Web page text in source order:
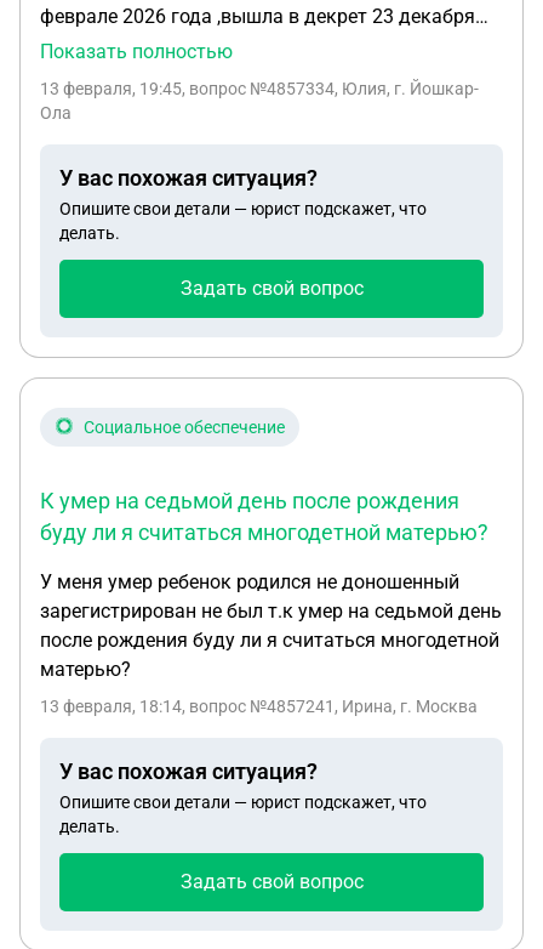
феврале 2026 года ,вышла в декрет 23 декабря
2025 года.В расчётный период вошла сумма
декретных декабрем 2025 года ,хотя по факту я
их получила на свою карту только в январе 2026
!Выплата была одобрена сфр только 20.01.2026
,пришло письмо на гос услуги.Да и еще тут
ситуация такая ,что подавала на продление
единого пособия на старшего ребёнка тк срок
выходит в марте 2026 на гос услугах есть3
пособие 2офлрмить пособие по беременности и
но в самом заявлении не убрала галочку на
общем после подачи такого заявления мне
прекратили выплату на младшего ребёнка и я уже
прошла на 75 % на обеих детей. Вроде если
меньше сумма получается ,то должны были
сделать отказ ,но мне почему то не сделали и
назначили в меньшую сторону!
Показать полностью
13 февраля, 19:45, вопрос №4857334, Юлия, г. Йошкар-
Ола
У вас похожая ситуация?
Опишите свои детали — юрист подскажет, что
делать.
Задать свой вопрос
Социальное обеспечение
К умер на седьмой день после рождения
буду ли я считаться многодетной матерью?
У меня умер ребенок родился не доношенный
зарегистрирован не был т.к умер на седьмой день
после рождения буду ли я считаться многодетной
матерью?
13 февраля, 18:14, вопрос №4857241, Ирина, г. Москва
У вас похожая ситуация?
Опишите свои детали — юрист подскажет, что
делать.
Задать свой вопрос